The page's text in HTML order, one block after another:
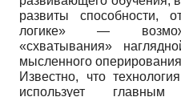
развиты способности,
логике» —
«схватывания»
мысленного
Известно, что
использует